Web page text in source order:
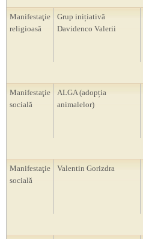
Manifestaţie
religioasă
Grup inițiativă
Davidenco Valerii
Manifestaţie
socială
ALGA (adopția
animalelor)
Manifestaţie
socială
Valentin Gorizdra